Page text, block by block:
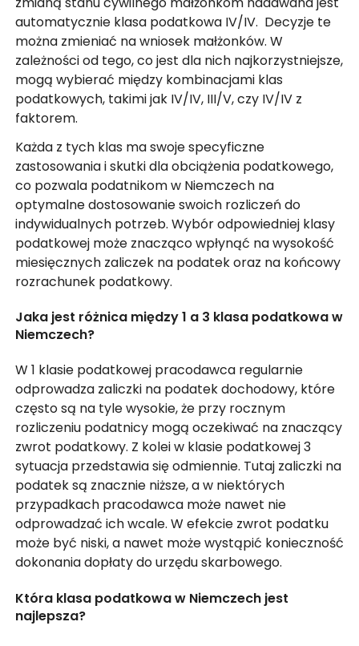
automatycznie klasa podatkowa IV/IV. Decyzje te
można zmieniać na wniosek małżonków. W
zależności od tego, co jest dla nich najkorzystniejsze,
mogą wybierać między kombinacjami klas
podatkowych, takimi jak IV/IV, III/V, czy IV/IV z
faktorem.
Każda z tych klas ma swoje specyficzne
zastosowania i skutki dla obciążenia podatkowego,
co pozwala podatnikom w Niemczech na
optymalne dostosowanie swoich rozliczeń do
indywidualnych potrzeb. Wybór odpowiedniej klasy
podatkowej może znacząco wpłynąć na wysokość
miesięcznych zaliczek na podatek oraz na końcowy
rozrachunek podatkowy.
Jaka jest różnica między 1 a 3 klasa podatkowa w
Niemczech?
W 1 klasie podatkowej pracodawca regularnie
odprowadza zaliczki na podatek dochodowy, które
często są na tyle wysokie, że przy rocznym
rozliczeniu podatnicy mogą oczekiwać na znaczący
zwrot podatkowy. Z kolei w klasie podatkowej 3
sytuacja przedstawia się odmiennie. Tutaj zaliczki na
podatek są znacznie niższe, a w niektórych
przypadkach pracodawca może nawet nie
odprowadzać ich wcale. W efekcie zwrot podatku
może być niski, a nawet może wystąpić konieczność
dokonania dopłaty do urzędu skarbowego.
Która klasa podatkowa w Niemczech jest
najlepsza?